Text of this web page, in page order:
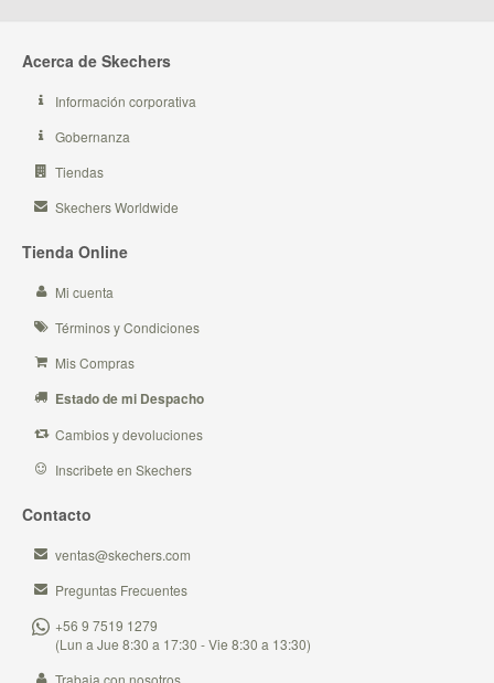
Acerca de Skechers
Información corporativa
Gobernanza
Tiendas
Skechers Worldwide
Tienda Online
Mi cuenta
Términos y Condiciones
Mis Compras
Estado de mi Despacho
Cambios y devoluciones
Inscribete en Skechers
Contacto
ventas@skechers.com
Preguntas Frecuentes
+56 9 7519 1279
(Lun a Jue 8:30 a 17:30 - Vie 8:30 a 13:30)
Trabaja con nosotros